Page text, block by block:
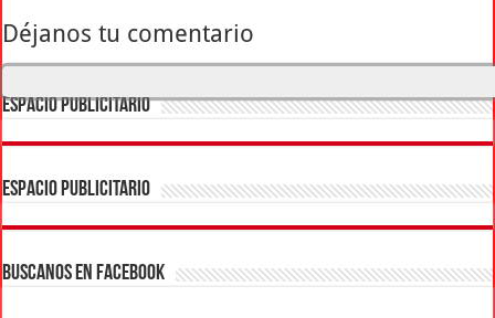
Déjanos tu comentario
ESPACIO PUBLICITARIO
ESPACIO PUBLICITARIO
BUSCANOS EN FACEBOOK